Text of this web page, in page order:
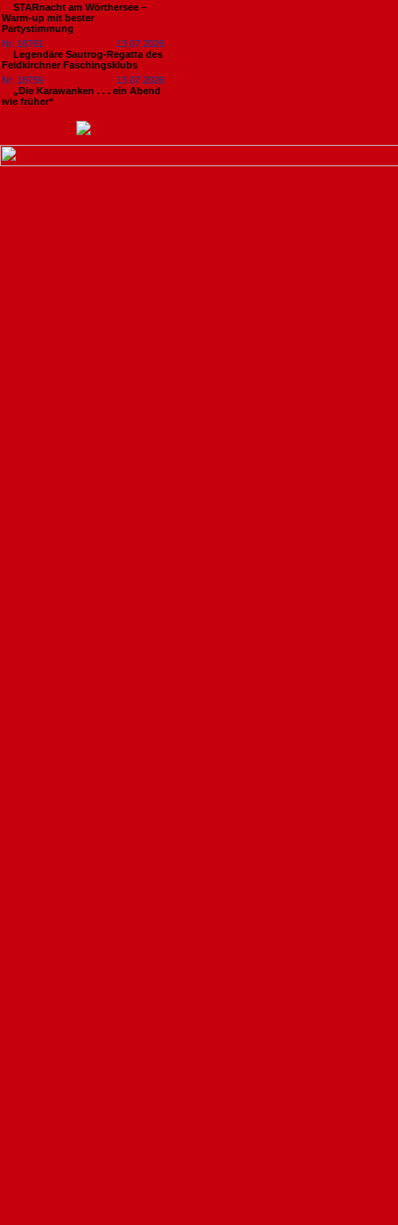
STARnacht am Wörthersee –
Warm-up mit bester
Partystimmung
Nr. 18761
13.07.2026
Legendäre Sautrog-Regatta des
Feldkirchner Faschingsklubs
Nr. 18759
13.07.2026
„Die Karawanken . . . ein Abend
wie früher“